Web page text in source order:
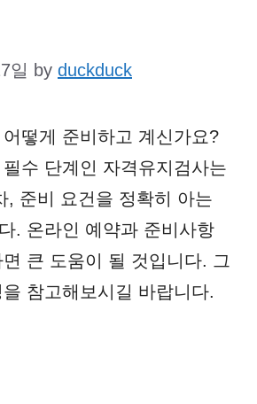
일 by duckduck
떻게 준비하고 계신가요?
수 단계인 자격유지검사는
, 준비 요건을 정확히 아는
. 온라인 예약과 준비사항
큰 도움이 될 것입니다. 그
참고해보시길 바랍니다.